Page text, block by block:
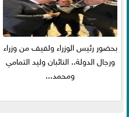
بحضور رئيس الوزراء ولفيف من وزراء
ورجال الدولة.. النائبان وليد التمامي
ومحمد...